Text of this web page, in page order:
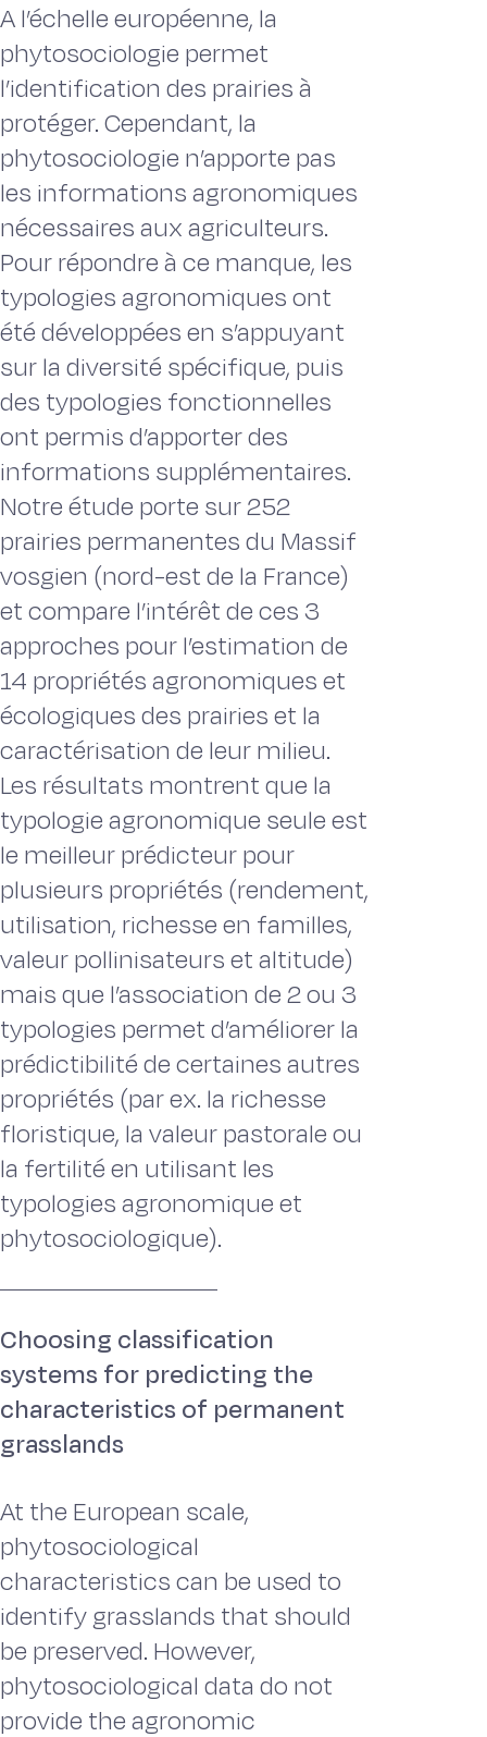
A l’échelle européenne, la
phytosociologie permet
l’identification des prairies à
protéger. Cependant, la
phytosociologie n’apporte pas
les informations agronomiques
nécessaires aux agriculteurs.
Pour répondre à ce manque, les
typologies agronomiques ont
été développées en s’appuyant
sur la diversité spécifique, puis
des typologies fonctionnelles
ont permis d’apporter des
informations supplémentaires.
Notre étude porte sur 252
prairies permanentes du Massif
vosgien (nord-est de la France)
et compare l’intérêt de ces 3
approches pour l’estimation de
14 propriétés agronomiques et
écologiques des prairies et la
caractérisation de leur milieu.
Les résultats montrent que la
typologie agronomique seule est
le meilleur prédicteur pour
plusieurs propriétés (rendement,
utilisation, richesse en familles,
valeur pollinisateurs et altitude)
mais que l’association de 2 ou 3
typologies permet d’améliorer la
prédictibilité de certaines autres
propriétés (par ex. la richesse
floristique, la valeur pastorale ou
la fertilité en utilisant les
typologies agronomique et
phytosociologique).
Choosing classification
systems for predicting the
characteristics of permanent
grasslands
At the European scale,
phytosociological
characteristics can be used to
identify grasslands that should
be preserved. However,
phytosociological data do not
provide the agronomic